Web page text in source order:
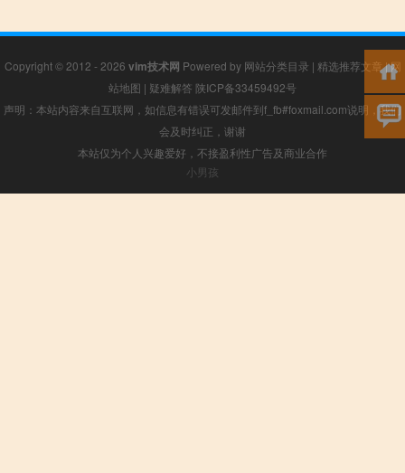
Copyright © 2012 - 2026 vim技术网 Powered by 网站分类目录 | 精选推荐文章|网
站地图 | 疑难解答 陕ICP备33459492号
声明：本站内容来自互联网，如信息有错误可发邮件到f_fb#foxmail.com说明，我们
会及时纠正，谢谢
本站仅为个人兴趣爱好，不接盈利性广告及商业合作
小男孩